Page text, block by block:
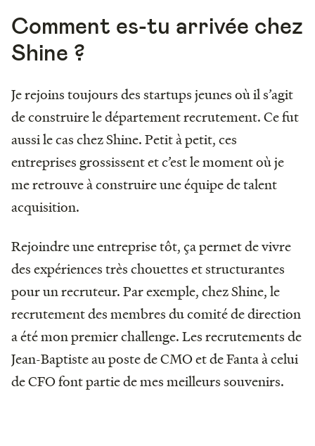
Comment es-tu arrivée chez
Shine ?
Je rejoins toujours des startups jeunes où il s’agit
de construire le département recrutement. Ce fut
aussi le cas chez Shine. Petit à petit, ces
entreprises grossissent et c’est le moment où je
me retrouve à construire une équipe de talent
acquisition.
Rejoindre une entreprise tôt, ça permet de vivre
des expériences très chouettes et structurantes
pour un recruteur. Par exemple, chez Shine, le
recrutement des membres du comité de direction
a été mon premier challenge. Les recrutements de
Jean-Baptiste au poste de CMO et de Fanta à celui
de CFO font partie de mes meilleurs souvenirs.